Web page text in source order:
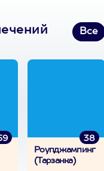
Все
38
Роупджампинг
(Тарзанка)